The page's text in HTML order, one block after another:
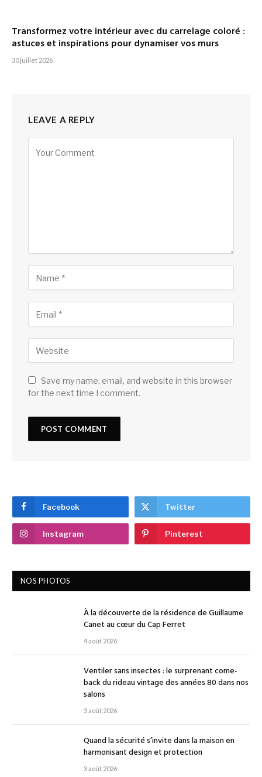
Transformez votre intérieur avec du carrelage coloré :
astuces et inspirations pour dynamiser vos murs
30 juillet 2026
LEAVE A REPLY
Save my name, email, and website in this browser
for the next time I comment.
Facebook Twitter
Instagram Pinterest
NOS PHOTOS
À la découverte de la résidence de Guillaume
Canet au cœur du Cap Ferret
4 août 2026
Ventiler sans insectes : le surprenant come-
back du rideau vintage des années 80 dans nos
salons
3 août 2026
Quand la sécurité s’invite dans la maison en
harmonisant design et protection
3 août 2026